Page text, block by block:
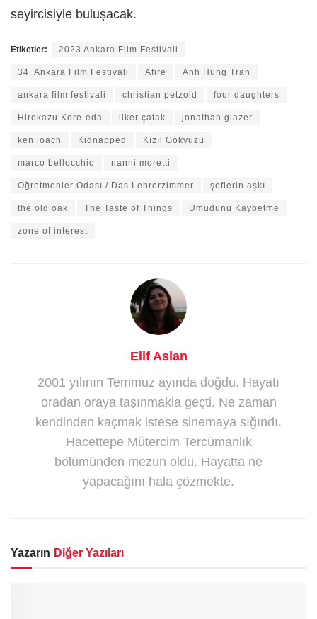
seyircisiyle buluşacak.
Etiketler: 2023 Ankara Film Festivali
34. Ankara Film Festivali Afire Anh Hung Tran
ankara film festivali christian petzold four daughters
Hirokazu Kore-eda ilker çatak jonathan glazer
ken loach Kidnapped Kızıl Gökyüzü
marco bellocchio nanni moretti
Öğretmenler Odası / Das Lehrerzimmer şeflerin aşkı
the old oak The Taste of Things Umudunu Kaybetme
zone of interest
Elif Aslan
2001 yılının Temmuz ayında doğdu. Hayatı
oradan oraya taşınmakla geçti. Ne zaman
kendinden kaçmak istese sinemaya sığındı.
Hacettepe Mütercim Tercümanlık
bölümünden mezun oldu. Hayatta ne
yapacağını hala çözmekte.
Yazarın Diğer Yazıları